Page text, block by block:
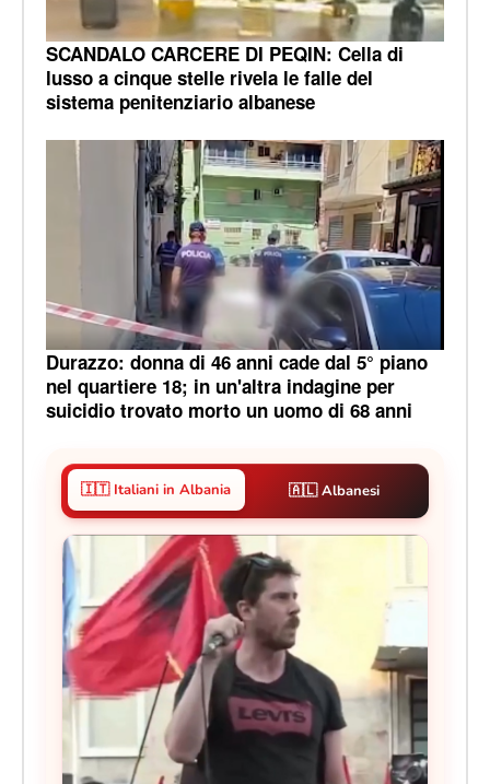
SCANDALO CARCERE DI PEQIN: Cella di
lusso a cinque stelle rivela le falle del
sistema penitenziario albanese
Durazzo: donna di 46 anni cade dal 5° piano
nel quartiere 18; in un'altra indagine per
suicidio trovato morto un uomo di 68 anni
🇮🇹 Italiani in Albania 🇦🇱 Albanesi